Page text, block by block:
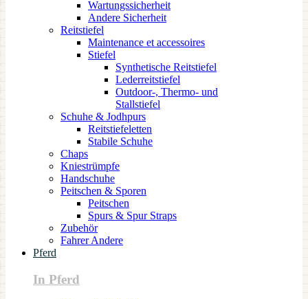
Wartungssicherheit
Andere Sicherheit
Reitstiefel
Maintenance et accessoires
Stiefel
Synthetische Reitstiefel
Lederreitstiefel
Outdoor-, Thermo- und
Stallstiefel
Schuhe & Jodhpurs
Reitstiefeletten
Stabile Schuhe
Chaps
Kniestrümpfe
Handschuhe
Peitschen & Sporen
Peitschen
Spurs & Spur Straps
Zubehör
Fahrer Andere
Pferd
In Pferd